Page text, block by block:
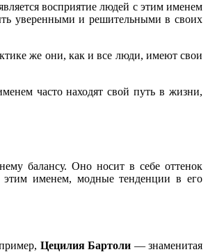
восприятие людей с этим именем
уверенными и решительными в своих
же они, как и все люди, имеют свои
часто находят свой путь в жизни,
балансу. Оно носит в себе оттенок
этим именем, модные тенденции в его
Цецилия Бартоли — знаменитая